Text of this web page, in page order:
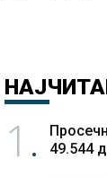
1
49.544